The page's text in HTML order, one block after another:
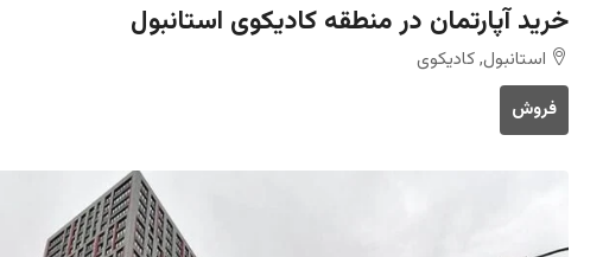
خرید آپارتمان در منطقه کادیکوی استانبول
استانبول, کادیکوی
فروش